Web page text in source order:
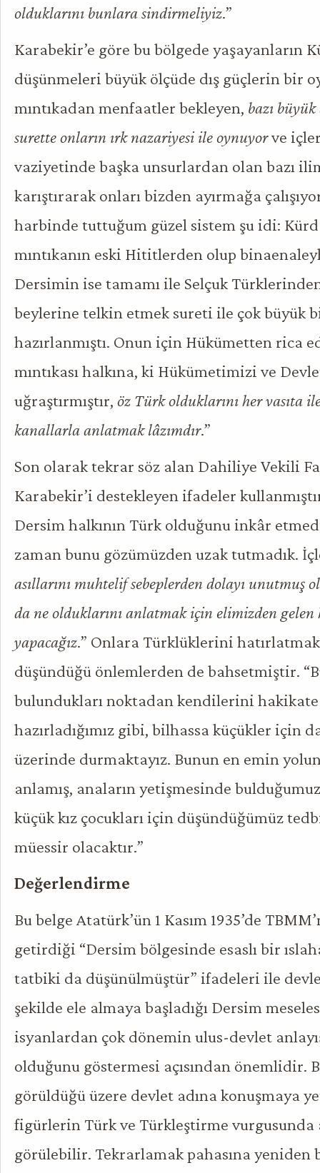
olduklarını bunlara sindirmeliyiz.”
Karabekir’e göre bu bölgede yaşayanların
düşünmeleri büyük ölçüde dış güçlerin bir
mıntıkadan menfaatler bekleyen, bazı
surette onların ırk nazariyesi ile oynuyorve
vaziyetinde başka unsurlardan olan bazı
karıştırarak onları bizden ayırmağa
harbinde tuttuğum güzel sistem şu idi: Kürd
mıntıkanın eski Hititlerden olup
Dersimin ise tamamı ile Selçuk
beylerine telkin etmek sureti ile çok büyük
hazırlanmıştı. Onun için Hükümetten rica
mıntıkası halkına, ki Hükümetimizi ve
uğraştırmıştır, öz Türk olduklarını her vasıta
kanallarla anlatmak lâzımdır.”
Son olarak tekrar söz alan Dahiliye Vekili
Karabekir’i destekleyen ifadeler
Dersim halkının Türk olduğunu inkâr
zaman bunu gözümüzden uzak tutmadık.
asıllarını muhtelif sebeplerden dolayı unutmuş
da ne olduklarını anlatmak için elimizden gelen
yapacağız.” Onlara Türklüklerini
düşündüğü önlemlerden de bahsetmiştir.
bulundukları noktadan kendilerini
hazırladığımız gibi, bilhassa küçükler için
üzerinde durmaktayız. Bunun en emin
anlamış, anaların yetişmesinde
küçük kız çocukları için düşündüğümüz
müessir olacaktır.”
Değerlendirme
Bu belge Atatürk’ün 1 Kasım 1935’de
getirdiği “Dersim bölgesinde esaslı bir
tatbiki da düşünülmüştür” ifadeleri ile
şekilde ele almaya başladığı Dersim
isyanlardan çok dönemin ulus-devlet
olduğunu göstermesi açısından önemlidir.
görüldüğü üzere devlet adına konuşmaya
figürlerin Türk ve Türkleştirme vurgusunda
görülebilir. Tekrarlamak pahasına yeniden